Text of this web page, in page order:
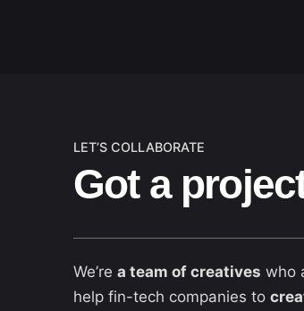
LET’S COLLABORATE
Got a
We’re a team of creatives who
help fin-tech companies to